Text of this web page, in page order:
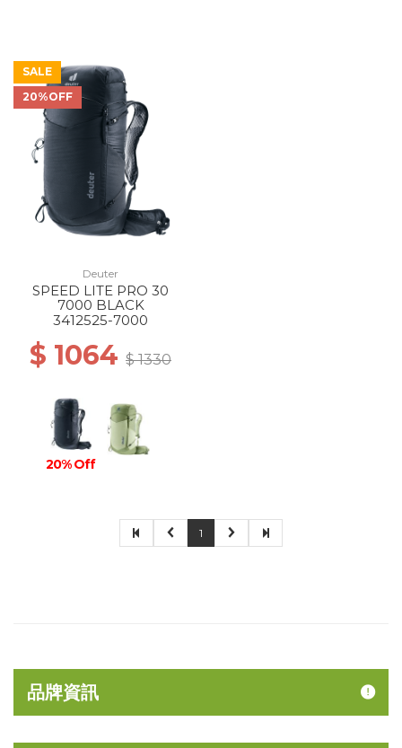
SALE
20%OFF
Deuter
SPEED LITE PRO 30
7000 BLACK
3412525-7000
$ 1064 $ 1330
20% Off
1
品牌資訊